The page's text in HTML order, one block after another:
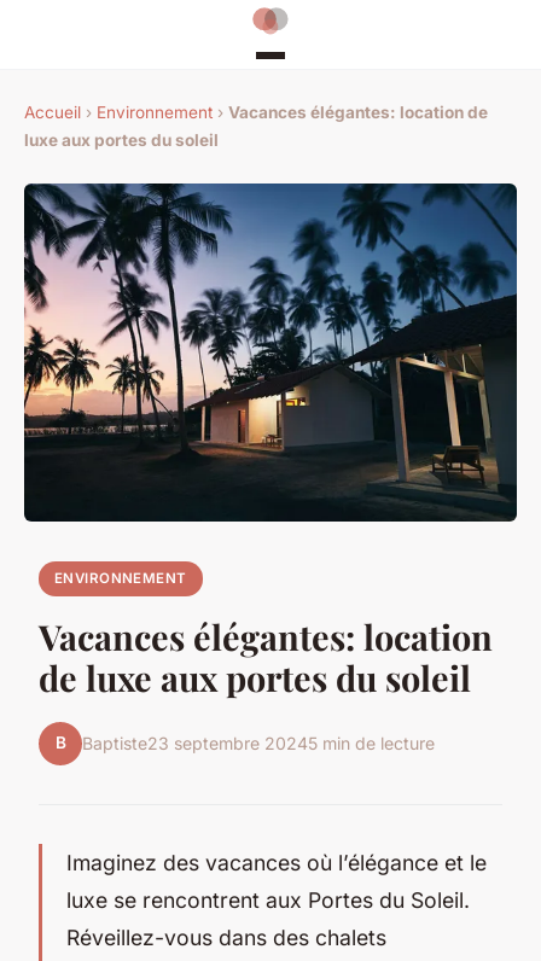
Accueil › Environnement › Vacances élégantes: location de
luxe aux portes du soleil
ENVIRONNEMENT
Vacances élégantes: location
de luxe aux portes du soleil
B Baptiste23 septembre 20245 min de lecture
Imaginez des vacances où l’élégance et le
luxe se rencontrent aux Portes du Soleil.
Réveillez-vous dans des chalets